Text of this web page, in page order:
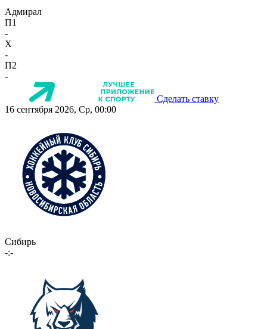
Адмирал
П1
-
X
-
П2
-
Сделать ставку
16 сентября 2026, Ср, 00:00
Сибирь
-:-